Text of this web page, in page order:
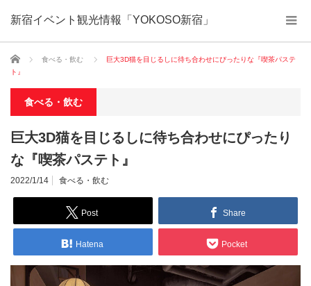
新宿イベント観光情報「YOKOSO新宿」
ホーム 食べる・飲む
巨大3D猫を目じるしに待ち合わせにぴったりな『喫茶パステ
ト』
食べる・飲む
巨大3D猫を目じるしに待ち合わせにぴったり
な『喫茶パステト』
2022/1/14 食べる・飲む
Post Share
Hatena Pocket